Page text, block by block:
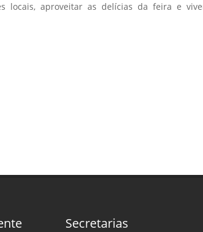
locais, aproveitar as delícias da feira e
Secretarias